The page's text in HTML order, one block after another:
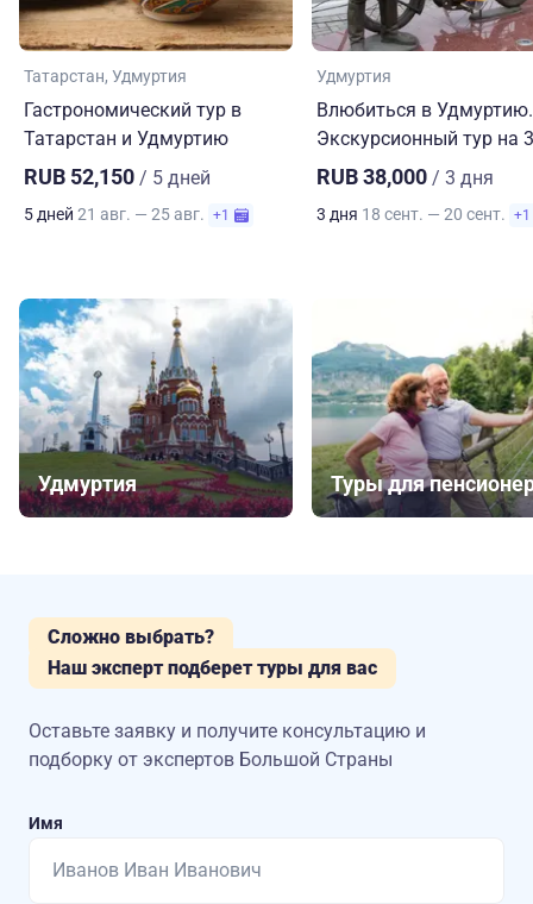
Татарстан Удмуртия
Гастрономический тур в
Татарстан и Удмуртию
RUB 52,150 / 5 дней
5 дней 21 авг. — 25 авг. +1
Удмуртия
Влюбиться в Удмуртию.
Экскурсионный тур на
RUB 38,000 / 3 дня
3 дня 18 сент. — 20 сент. +1
Удмуртия Туры для
Сложно выбрать?
Наш эксперт подберет туры для вас
Оставьте заявку и получите консультацию и
подборку от экспертов Большой Страны
Имя